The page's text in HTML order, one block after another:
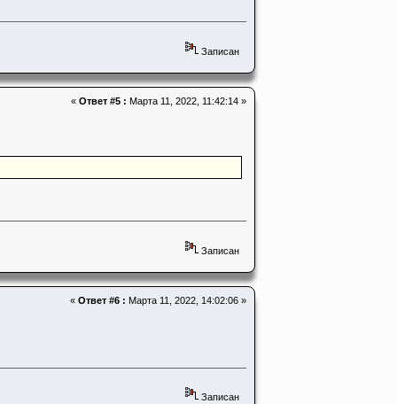
Записан
« Ответ #5 : Марта 11, 2022, 11:42:14 »
Записан
« Ответ #6 : Марта 11, 2022, 14:02:06 »
Записан